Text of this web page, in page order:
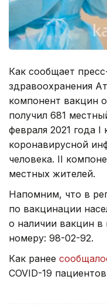
Как сообщает
здравоохранения
компонент вакцин
получил 681
февраля 2021 года
коронавирусной
человека. II
местных жителей.
Напомним, что в
по вакцинации
о наличии вакцин
номеру: 98-02-92.
Как ранее
COVID-19